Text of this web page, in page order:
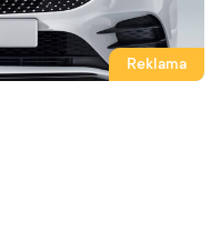
Reklama